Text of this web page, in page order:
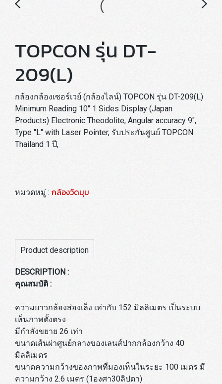
TOPCON รุ่น DT-
209(L)
กล้องกล้องเซอร์เวย์ (กล้องไลน์) TOPCON รุ่น DT-209(L)
Minimum Reading 10" 1 Sides Display (Japan
Products) Electronic Theodolite, Angular accuracy 9",
Type "L" with Laser Pointer, รับประกันศูนย์ TOPCON
Thailand 1 ปี,
หมวดหมู่ : กล้องวัดมุม
Product description
DESCRIPTION :
คุณสมบัติ :
ความยาวกล้องส่องเล็ง เท่ากับ 152 มิลลิเมตร เป็นระบบ
เห็นภาพตั้งตรง
มีกำลังขยาย 26 เท่า
ขนาดเส้นผ่าศูนย์กลางของเลนส์ปากกล้องกว้าง 40
มิลลิเมตร
ขนาดความกว้างของภาพที่มองเห็นในระยะ 100 เมตร มี
ความกว้าง 2.6 เมตร (1องศา30ลิปดา)